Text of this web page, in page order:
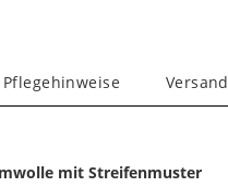
Pflegehinweise Versand
mit Streifenmuster